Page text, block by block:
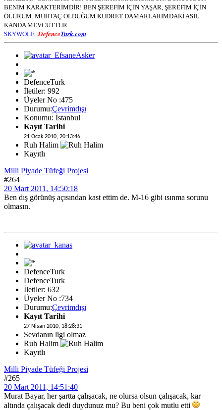
BENİM KARAKTERİMDİR! BEN ŞEREFİM İÇİN YAŞAR, ŞEREFİM İÇİN
ÖLÜRÜM. MUHTAÇ OLDUĞUM KUDRET DAMARLARIMDAKİ ASİL
KANDA MEVCUTTUR.
SKYWOLF... DefenceTurk.com
DefenceTurk
İletiler: 992
Üyeler No :475
Durumu:Çevrimdışı
Konumu: İstanbul
Kayıt Tarihi
21 Ocak 2010, 20:13:46
Ruh Halim
Kayıtlı
Milli Piyade Tüfeği Projesi
#264
20 Mart 2011, 14:50:18
Ben dış görünüş açısından kast ettim de. M-16 gibi ısınma sorunu
olmasın.
DefenceTurk
DefenceTurk
İletiler: 632
Üyeler No :734
Durumu:Çevrimdışı
Kayıt Tarihi
27 Nisan 2010, 18:28:31
Sevdanın ligi olmaz
Ruh Halim
Kayıtlı
Milli Piyade Tüfeği Projesi
#265
20 Mart 2011, 14:51:40
Murat Bayar, her şartta çalışacak, ne olursa olsun çalışacak, kar
altında çalışacak dedi duydunuz mu? Bu beni çok mutlu etti